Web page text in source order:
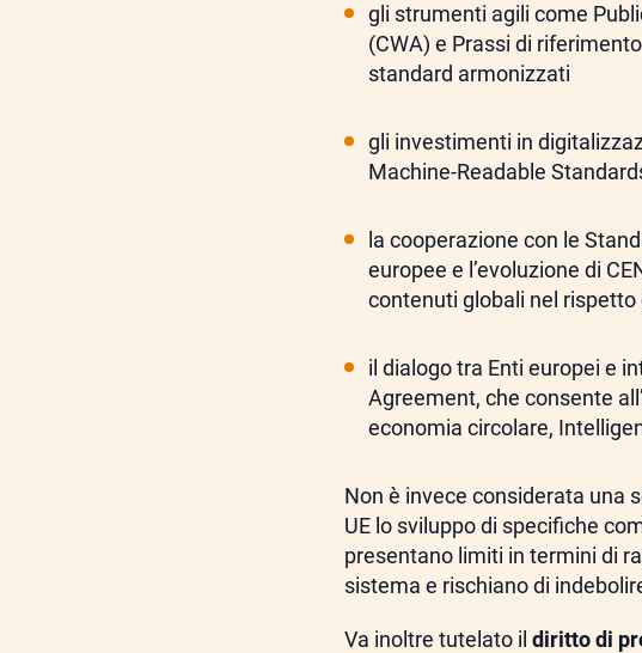
gli strumenti agili come
(CWA) e Prassi di
standard armonizzati
gli investimenti in
Machine-Readable
la cooperazione con le
europee e l’evoluzione di
contenuti globali nel rispetto
il dialogo tra Enti europei e
Agreement, che consente
economia circolare,
Non è invece considerata una
UE lo sviluppo di specifiche
presentano limiti in termini di
sistema e rischiano di
Va inoltre tutelato il diritto di